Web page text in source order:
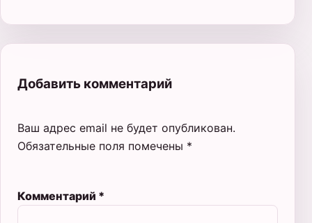
Добавить комментарий
Ваш адрес email не будет опубликован.
Обязательные поля помечены *
Комментарий *